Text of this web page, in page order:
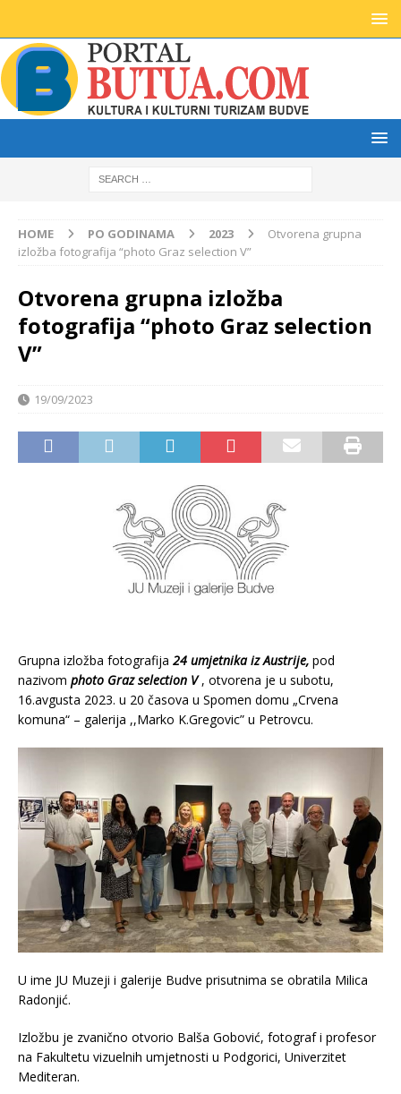
HOME PO GODINAMA 2023
Otvorena grupna
izložba fotografija “photo Graz selection V”
Otvorena grupna izložba
fotografija “photo Graz selection
V”
19/09/2023
Grupna izložba fotografija 24 umjetnika iz Austrije, pod
nazivom photo Graz selection V, otvorena je u subotu,
16.avgusta 2023. u 20 časova u Spomen domu „Crvena
komuna“ – galerija ,,Marko K.Gregovic” u Petrovcu.
U ime JU Muzeji i galerije Budve prisutnima se obratila Milica
Radonjić.
Izložbu je zvanično otvorio Balša Gobović, fotograf i profesor
na Fakultetu vizuelnih umjetnosti u Podgorici, Univerzitet
Mediteran.